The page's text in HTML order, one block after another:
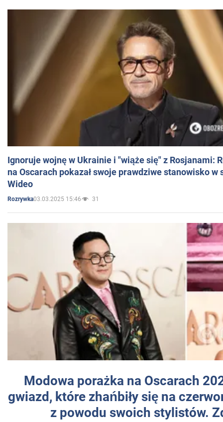
Ignoruje wojnę w Ukrainie i "wiąże się" z Rosjanami:
na Oscarach pokazał swoje prawdziwe stanowisko w
Wideo
Rozrywka03.03.2025 15:46 31
Modowa porażka na Oscarach
gwiazd, które zhańbiły się na
z powodu swoich stylistów.